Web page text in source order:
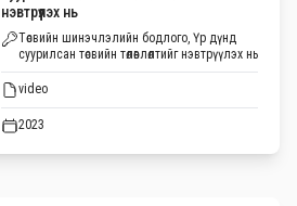
нэвтрүүлэх нь
Төсвийн шинэчлэлийн бодлого, Үр дүнд
суурилсан төсвийн төлөвлөлтийг нэвтрүүлэх нь
video
2023